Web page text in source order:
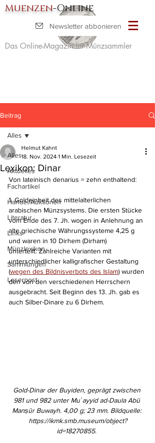
Muenzen-Online
Das Online-Magazin für Münzsammler
Newsletter abbonieren
Beitrag
Alles
Aktuelles
Fachartikel
Handel/Auktionen
Literatur
Links
Münzlexikon
Sammlungen
Leserpost
Alles
Lexikon: Dinar
Helmut Kahnt
18. Nov. 2024 1 Min. Lesezeit
Von lateinisch denarius = zehn enthaltend:
1. Goldeinheit des mittelalterlichen
arabischen Münzsystems. Die ersten Stücke
vom Ende des 7. Jh. wogen in Anlehnung an
alte griechische Währungssysteme 4,25 g
und waren in 10 Dirhem (Dirham)
unterteilt. Zahlreiche Varianten mit
unterschiedlicher kalligrafischer Gestaltung
(wegen des Bildnisverbots des Islam) wurden
den von den verschiedenen Herrschern
ausgebracht. Seit Beginn des 13. Jh. gab es
auch Silber-Dinare zu 6 Dirhem.
Gold-Dinar der Buyiden, geprägt zwischen
981 und 982 unter Muʾayyid ad-Daula Abū
Manṣūr Buwayh. 4,00 g; 23 mm. Bildquelle:
https://ikmk.smb.museum/object?
id=18270855.